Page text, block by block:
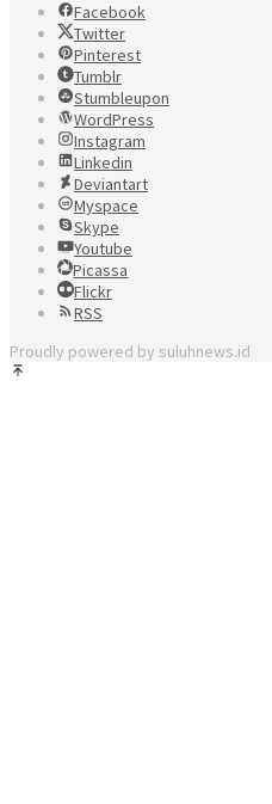
Facebook
Twitter
Pinterest
Tumblr
Stumbleupon
WordPress
Instagram
Linkedin
Deviantart
Myspace
Skype
Youtube
Picassa
Flickr
RSS
Proudly powered by suluhnews.id